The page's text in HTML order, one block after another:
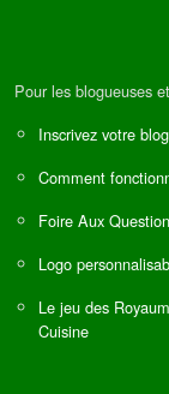
Pour les blogueuses
Inscrivez votre blog
Comment
Foire Aux
Logo
Le jeu des
Cuisine